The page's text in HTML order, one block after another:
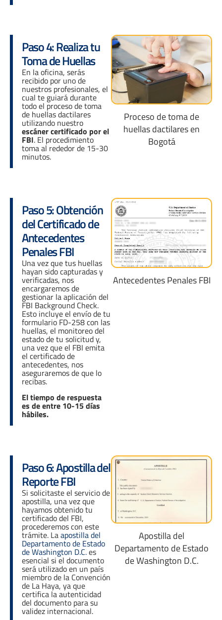
Paso 4: Realiza tu
Toma de Huellas
En la oficina, serás
recibido por uno de
nuestros profesionales, el
cual te guiará durante
todo el proceso de toma
de huellas dactilares
utilizando nuestro
escáner certificado por el
FBI. El procedimiento
toma al rededor de 15-30
minutos.
Proceso de toma de
huellas dactilares en
Bogotá
Paso 5: Obtención
del Certificado de
Antecedentes
Penales FBI
Una vez que tus huellas
hayan sido capturadas y
verificadas, nos
encargaremos de
gestionar la aplicación del
FBI Background Check.
Esto incluye el envío de tu
formulario FD-258 con las
huellas, el monitoreo del
estado de tu solicitud y,
una vez que el FBI emita
el certificado de
antecedentes, nos
aseguraremos de que lo
recibas.
El tiempo de respuesta
es de entre 10-15 días
hábiles.
Antecedentes Penales FBI
Paso 6: Apostilla del
Reporte FBI
Si solicitaste el servicio de
apostilla, una vez que
hayamos obtenido tu
certificado del FBI,
procederemos con este
trámite. Laapostilla del
Departamento de Estado
de Washington D.C.es
esencial si el documento
será utilizado en un país
miembro de la Convención
de La Haya, ya que
certifica la autenticidad
del documento para su
validez internacional.
Apostilla del
Departamento de Estado
de Washington D.C.